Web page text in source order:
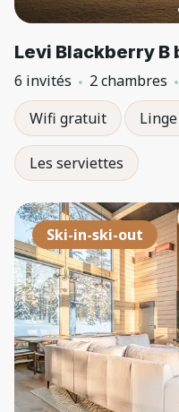
Levi Blackberry B
6 invités 2 chambres
Wifi gratuit
Les serviettes
Ski-in-ski-out